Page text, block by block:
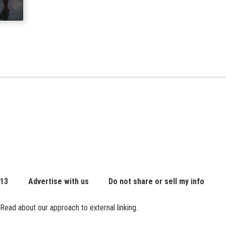
Advertise with us Do not share or sell my info
about our approach to external linking.